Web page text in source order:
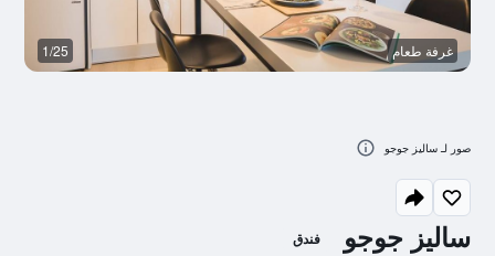
ساليز جوجو فندق
غرفة طعام 1/25
صور لـ ساليز جوجو